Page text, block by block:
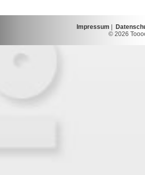
Impressum
© 2026